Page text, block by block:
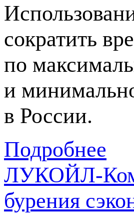
сократить
по
и
в России.
Подробнее
ЛУКОЙЛ-
бурения